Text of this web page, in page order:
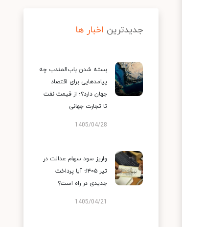
جدیدترین اخبار ها
بسته شدن باب‌المندب چه
پیامدهایی برای اقتصاد
جهان دارد؟؛ از قیمت نفت
تا تجارت جهانی
1405/04/28
واریز سود سهام عدالت در
تیر ۱۴۰۵؛ آیا پرداخت
جدیدی در راه است؟
1405/04/21